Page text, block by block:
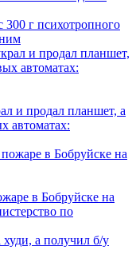
г психотропного
и продал планшет, а
автоматах:
в Бобруйске на
по